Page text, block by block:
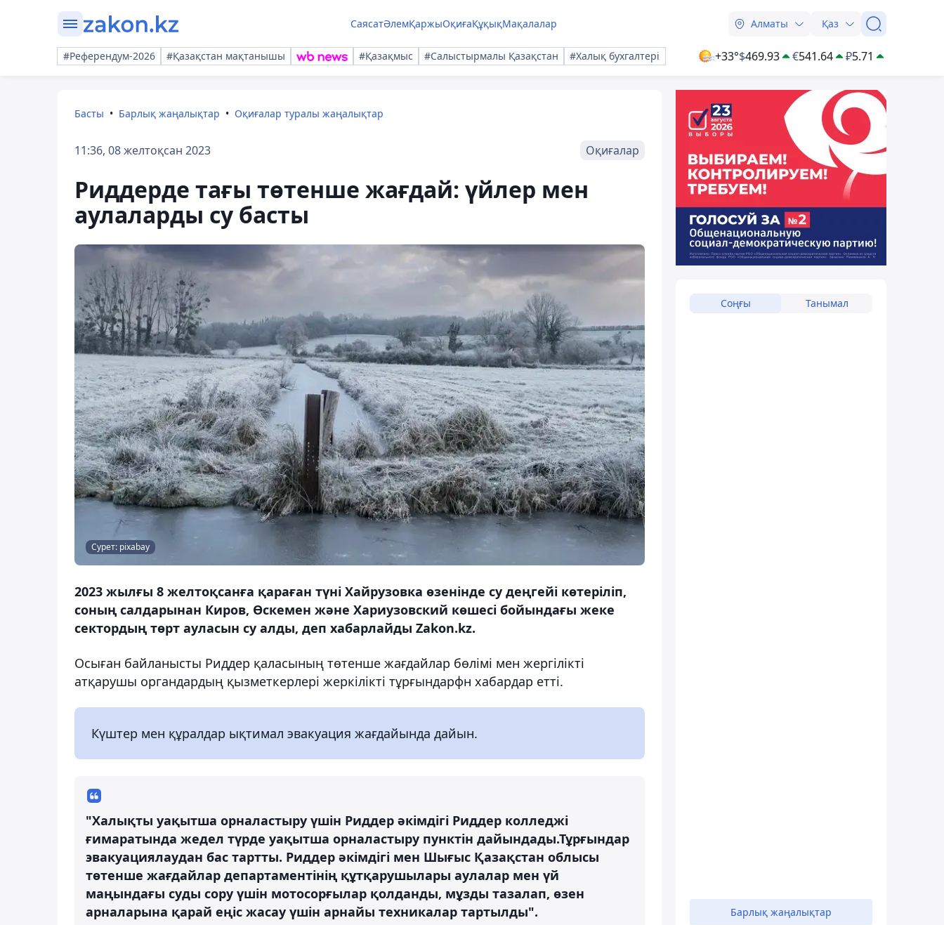
СаясатӘлемҚаржыОқиғаҚұқықМақалалар Алматы Қаз
#Референдум-2026 #Қазақстан мақтанышы #Қазақмыс #Салыстырмалы Қазақстан #Халық бухгалтері +33°$469.93 €541.64 ₽5.71
Басты Барлық жаңалықтар Оқиғалар туралы жаңалықтар
11:36, 08 желтоқсан 2023 Оқиғалар
Риддерде тағы төтенше жағдай: үйлер мен
аулаларды су басты
Сурет: pixabay
2023 жылғы 8 желтоқсанға қараған түні Хайрузовка өзенінде су деңгейі көтеріліп,
соның салдарынан Киров, Өскемен және Хариузовский көшесі бойындағы жеке
сектордың төрт ауласын су алды, деп хабарлайды Zakon.kz.
Осыған байланысты Риддер қаласының төтенше жағдайлар бөлімі мен жергілікті
атқарушы органдардың қызметкерлері жеркілікті тұрғындарфн хабардар етті.
Күштер мен құралдар ықтимал эвакуация жағдайында дайын.
"Халықты уақытша орналастыру үшін Риддер әкімдігі Риддер колледжі
ғимаратында жедел түрде уақытша орналастыру пунктін дайындады.Тұрғындар
эвакуациялаудан бас тартты. Риддер әкімдігі мен Шығыс Қазақстан облысы
төтенше жағдайлар департаментінің құтқарушылары аулалар мен үй
маңындағы суды сору үшін мотосорғылар қолданды, мұзды тазалап, өзен
арналарына қарай еңіс жасау үшін арнайы техникалар тартылды".
Соңғы Танымал
Барлық жаңалықтар